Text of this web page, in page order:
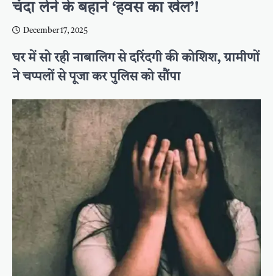
चंदा लेने के बहाने ‘हवस का खेल’!
December 17, 2025
घर में सो रही नाबालिग से दरिंदगी की कोशिश, ग्रामीणों
ने चप्पलों से पूजा कर पुलिस को सौंपा